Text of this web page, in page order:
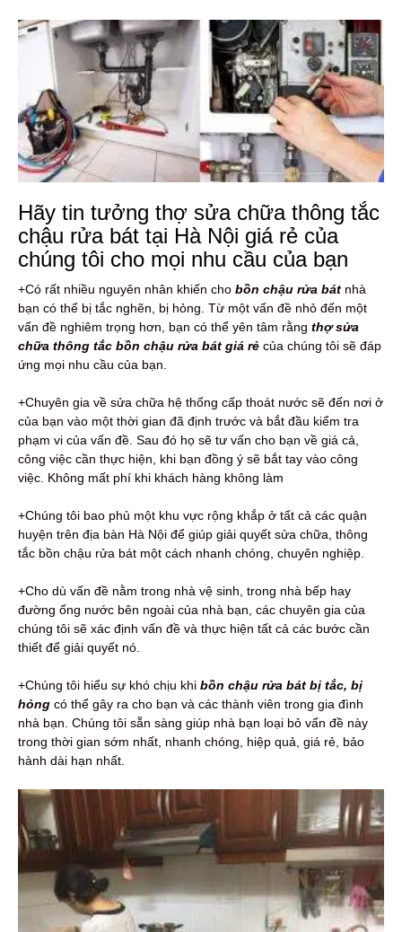
Hãy tin tưởng thợ sửa chữa thông tắc
chậu rửa bát tại Hà Nội giá rẻ của
chúng tôi cho mọi nhu cầu của bạn
+Có rất nhiều nguyên nhân khiến cho bồn chậu rửa bát nhà
bạn có thể bị tắc nghẽn, bị hỏng. Từ một vấn đề nhỏ đến một
vấn đề nghiêm trọng hơn, bạn có thể yên tâm rằng thợ sửa
chữa thông tắc bồn chậu rửa bát giá rẻ của chúng tôi sẽ đáp
ứng mọi nhu cầu của bạn.
+Chuyên gia về sửa chữa hệ thống cấp thoát nước sẽ đến nơi ở
của bạn vào một thời gian đã định trước và bắt đầu kiểm tra
phạm vi của vấn đề. Sau đó họ sẽ tư vấn cho bạn về giá cả,
công việc cần thực hiện, khi bạn đồng ý sẽ bắt tay vào công
việc. Không mất phí khi khách hàng không làm
+Chúng tôi bao phủ một khu vực rộng khắp ở tất cả các quận
huyện trên địa bàn Hà Nội để giúp giải quyết sửa chữa, thông
tắc bồn chậu rửa bát một cách nhanh chóng, chuyên nghiệp.
+Cho dù vấn đề nằm trong nhà vệ sinh, trong nhà bếp hay
đường ống nước bên ngoài của nhà bạn, các chuyên gia của
chúng tôi sẽ xác định vấn đề và thực hiện tất cả các bước cần
thiết để giải quyết nó.
+Chúng tôi hiểu sự khó chịu khi bồn chậu rửa bát bị tắc, bị
hỏng có thể gây ra cho bạn và các thành viên trong gia đình
nhà bạn. Chúng tôi sẵn sàng giúp nhà bạn loại bỏ vấn đề này
trong thời gian sớm nhất, nhanh chóng, hiệp quả, giá rẻ, bảo
hành dài hạn nhất.